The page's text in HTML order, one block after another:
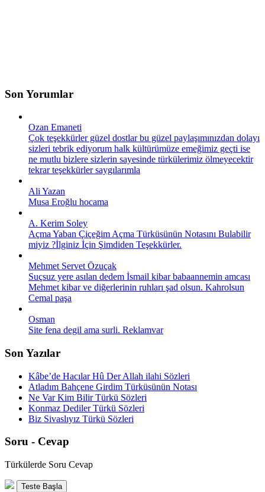
Son Yorumlar
Ozan Emaneti
Çok teşekkürler güzel dostlar bu güzel paylaşımınızdan dolayı
sizleri tebrik ediyorum halk kültürümüze emeğimiz geçti ise
ne mutlu bizlere sizlerin sayesinde türkülerimiz ölmeyecektir
tekrar teşekkürler saygılarımla
Ali Yazan
Musa Eroğlu hocama
A. Kerim Soley
Açma Yaban Çiçeğim Açma Türküsünün Notasını Bulabilir
miyiz ?İlginiz İçin Şimdiden Teşekkürler.
Mehmet Servet Özuçak
Suçsuz yere asılan dedem İsmail kibar babaannemin amcası
Mehmet kibar ve diğerlerinin ruhları şad olsun. Kahrolsun
Cemal paşa
Osman
Site fena degil ama surli. Reklamvar
Son Yazılar
Kâbe’de Hacılar Hû Der Allah ilahi Sözleri
Atladım Bahçene Girdim Türküsünün Notası
Ne Var Kim Bilir Türkü Sözleri
Konmaz Dediler Türkü Sözleri
Biz Sivaslıyız Türkü Sözleri
Soru - Cevap
Türkülerde Soru Cevap
Teste Başla